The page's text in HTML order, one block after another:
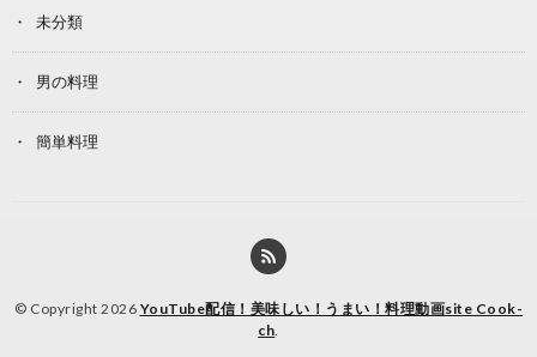
未分類
男の料理
簡単料理
© Copyright 2026 YouTube配信！美味しい！うまい！料理動画site Cook-
ch